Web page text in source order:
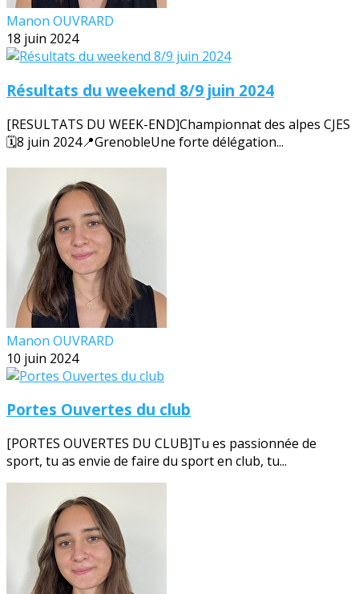
Manon OUVRARD
18 juin 2024
Résultats du weekend 8/9 juin 2024
[RESULTATS DU WEEK-END]Championnat des alpes CJES
🗓️8 juin 2024📍GrenobleUne forte délégation...
Manon OUVRARD
10 juin 2024
Portes Ouvertes du club
[PORTES OUVERTES DU CLUB]Tu es passionnée de
sport, tu as envie de faire du sport en club, tu...